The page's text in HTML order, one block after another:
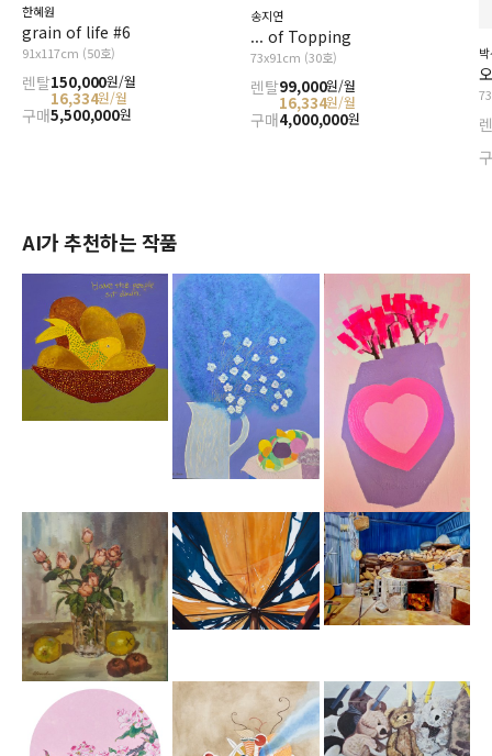
한혜원
grain of life #6
91x117cm (50호)
렌탈150,000원/월
16,334원/월
구매5,500,000원
송지연
... of Topping
73x91cm (30호)
렌탈99,000원/월
16,334원/월
구매4,000,000원
AI가 추천하는 작품